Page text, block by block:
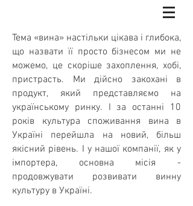
Тема «вина» настільки цікава і глибока,
що назвати її просто бізнесом ми не
можемо, це скоріше захоплення, хобі,
пристрасть.
Ми дійсно закохані в
продукт, який представляємо на
українському ринку. І за останні 10
років культура споживання вина в
Україні перейшла на новий, більш
якісний рівень. І у нашої компанії, як у
імпортера, основна місія -
продовжувати розвивати винну
культуру в Україні.